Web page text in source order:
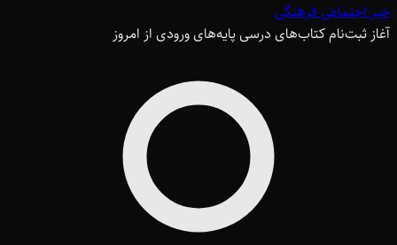
خبر اجتماعی فرهنگی
آغاز ثبت‌نام کتاب‌های درسی پایه‌های ورودی از امروز